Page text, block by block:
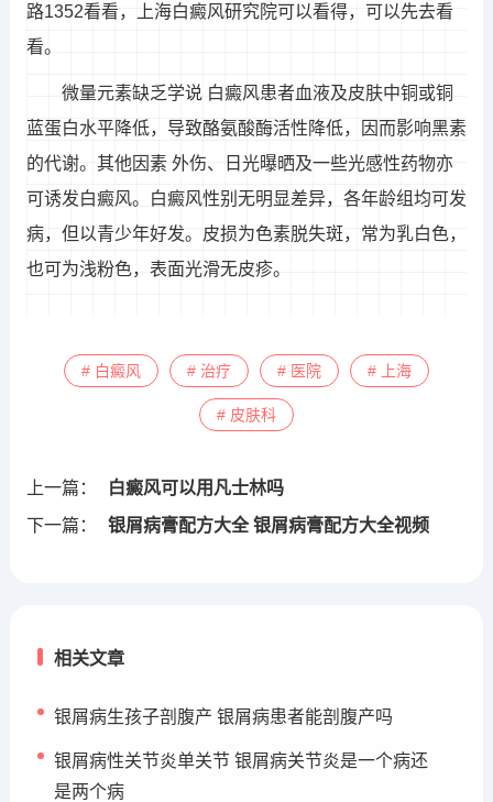
路1352看看，上海白癜风研究院可以看得，可以先去看
看。
微量元素缺乏学说 白癜风患者血液及皮肤中铜或铜
蓝蛋白水平降低，导致酪氨酸酶活性降低，因而影响黑素
的代谢。其他因素 外伤、日光曝晒及一些光感性药物亦
可诱发白癜风。白癜风性别无明显差异，各年龄组均可发
病，但以青少年好发。皮损为色素脱失斑，常为乳白色，
也可为浅粉色，表面光滑无皮疹。
# 白癜风 # 治疗 # 医院 # 上海
# 皮肤科
上一篇：
白癜风可以用凡士林吗
下一篇：
银屑病膏配方大全 银屑病膏配方大全视频
相关文章
银屑病生孩子剖腹产 银屑病患者能剖腹产吗
银屑病性关节炎单关节 银屑病关节炎是一个病还
是两个病